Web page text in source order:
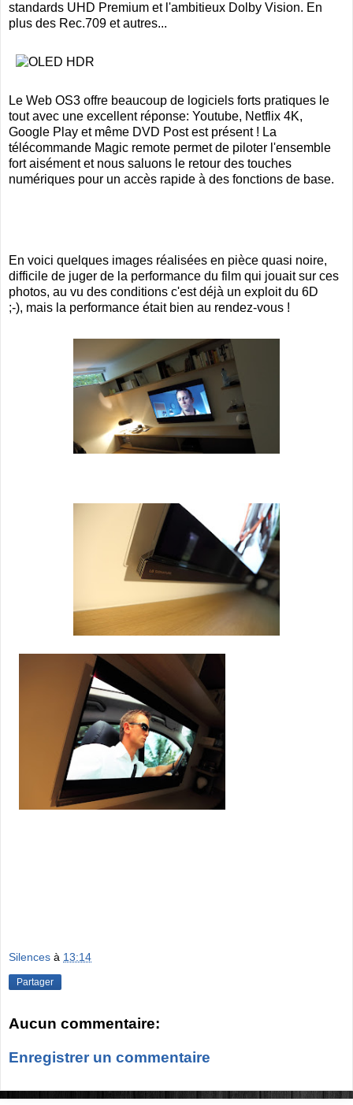
standards UHD Premium et l'ambitieux Dolby Vision. En
plus des Rec.709 et autres...
Le Web OS3 offre beaucoup de logiciels forts pratiques le
tout avec une excellent réponse: Youtube, Netflix 4K,
Google Play et même DVD Post est présent ! La
télécommande Magic remote permet de piloter l'ensemble
fort aisément et nous saluons le retour des touches
numériques pour un accès rapide à des fonctions de base.
En voici quelques images réalisées en pièce quasi noire,
difficile de juger de la performance du film qui jouait sur ces
photos, au vu des conditions c'est déjà un exploit du 6D
;-), mais la performance était bien au rendez-vous !
Silences à 13:14
Partager
Aucun commentaire:
Enregistrer un commentaire